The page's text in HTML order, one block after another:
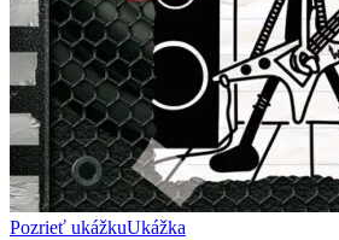
Pozrieť ukážkuUkážka